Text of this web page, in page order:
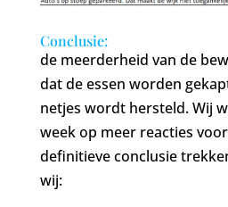
Conclusie:
de meerderheid van de
dat de essen worden
netjes wordt hersteld. Wij
week op meer reacties
definitieve conclusie
wij: